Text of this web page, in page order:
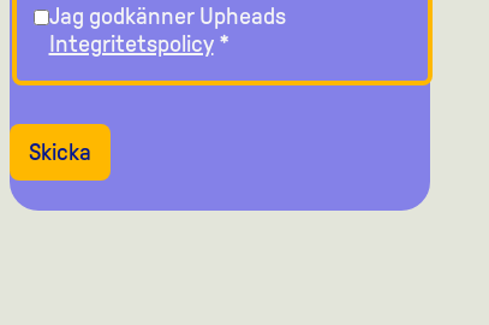
Jag godkänner Upheads
Integritetspolicy*
Skicka